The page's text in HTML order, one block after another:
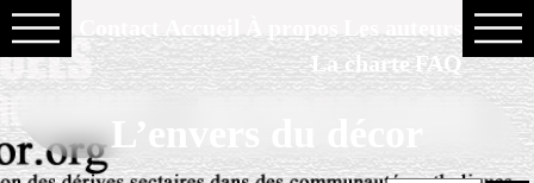
La charte FAQ
L’envers du décor